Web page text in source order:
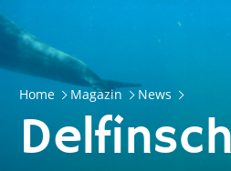
Home Magazin News